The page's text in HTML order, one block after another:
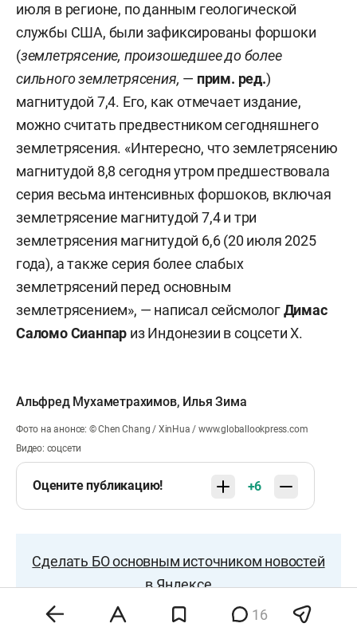
июля в регионе, по данным геологической
службы США, были зафиксированы форшоки
(землетрясение, произошедшее до более
сильного землетрясения, — прим. ред.)
магнитудой 7,4. Его, как отмечает издание,
можно считать предвестником сегодняшнего
землетрясения. «Интересно, что землетрясению
магнитудой 8,8 сегодня утром предшествовала
серия весьма интенсивных форшоков, включая
землетрясение магнитудой 7,4 и три
землетрясения магнитудой 6,6 (20 июля 2025
года), а также серия более слабых
землетрясений перед основным
землетрясением», — написал сейсмологДимас
Саломо Сианпар из Индонезии в соцсети X.
Альфред Мухаметрахимов, Илья Зима
Фото на анонсе: © Chen Chang / XinHua / www.globallookpress.com
Видео: соцсети
Оцените публикацию! +6
Сделать БО основным источником новостей
в Яндексе
16